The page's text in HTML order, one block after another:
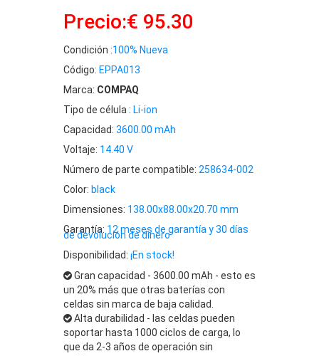
Precio:€ 95.30
Condición :100% Nueva
Código: EPPA013
Marca: COMPAQ
Tipo de célula : Li-ion
Capacidad: 3600.00 mAh
Voltaje: 14.40 V
Número de parte compatible: 258634-002
Color: black
Dimensiones: 138.00x88.00x20.70 mm
Garantía: 12 meses de garantía y 30 días
de devolución de dinero
Disponibilidad: ¡En stock!
Gran capacidad - 3600.00 mAh - esto es
un 20% más que otras baterías con
celdas sin marca de baja calidad.
Alta durabilidad - las celdas pueden
soportar hasta 1000 ciclos de carga, lo
que da 2-3 años de operación sin